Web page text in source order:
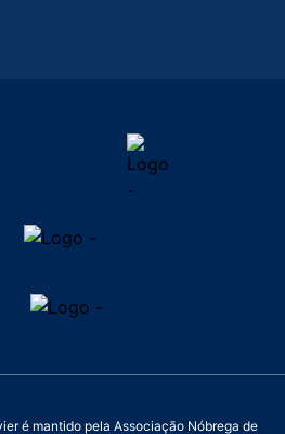
é mantido pela Associação Nóbrega de